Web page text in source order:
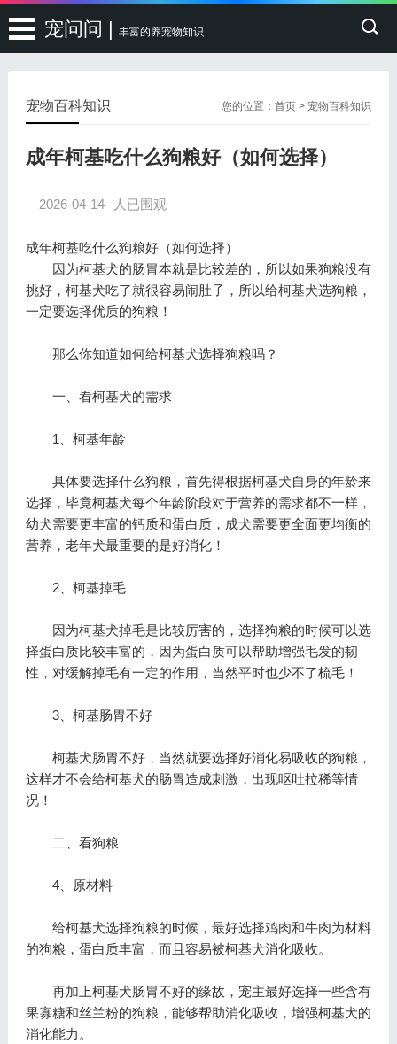
宠问问 | 丰富的养宠物知识
您的位置：首页 >宠物百科知识
宠物百科知识
成年柯基吃什么狗粮好（如何选择）
2026-04-14 人已围观
成年柯基吃什么狗粮好（如何选择）
因为柯基犬的肠胃本就是比较差的，所以如果狗粮没有
挑好，柯基犬吃了就很容易闹肚子，所以给柯基犬选狗粮，
一定要选择优质的狗粮！
那么你知道如何给柯基犬选择狗粮吗？
一、看柯基犬的需求
1、柯基年龄
具体要选择什么狗粮，首先得根据柯基犬自身的年龄来
选择，毕竟柯基犬每个年龄阶段对于营养的需求都不一样，
幼犬需要更丰富的钙质和蛋白质，成犬需要更全面更均衡的
营养，老年犬最重要的是好消化！
2、柯基掉毛
因为柯基犬掉毛是比较厉害的，选择狗粮的时候可以选
择蛋白质比较丰富的，因为蛋白质可以帮助增强毛发的韧
性，对缓解掉毛有一定的作用，当然平时也少不了梳毛！
3、柯基肠胃不好
柯基犬肠胃不好，当然就要选择好消化易吸收的狗粮，
这样才不会给柯基犬的肠胃造成刺激，出现呕吐拉稀等情
况！
二、看狗粮
4、原材料
给柯基犬选择狗粮的时候，最好选择鸡肉和牛肉为材料
的狗粮，蛋白质丰富，而且容易被柯基犬消化吸收。
再加上柯基犬肠胃不好的缘故，宠主最好选择一些含有
果寡糖和丝兰粉的狗粮，能够帮助消化吸收，增强柯基犬的
消化能力。